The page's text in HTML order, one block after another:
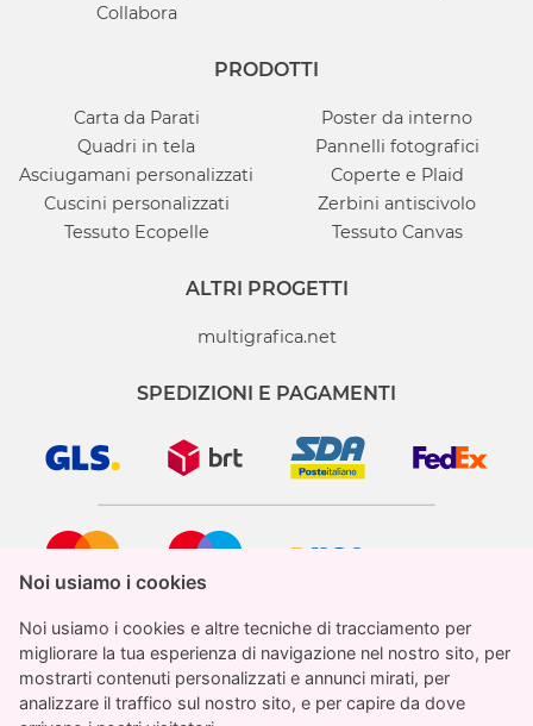
Noi usiamo i cookies
Noi usiamo i cookies e altre tecniche di tracciamento per
migliorare la tua esperienza di navigazione nel nostro sito, per
mostrarti contenuti personalizzati e annunci mirati, per
analizzare il traffico sul nostro sito, e per capire da dove
Noi usiamo i cookies
Noi usiamo i cookies e altre tecniche di tracciamento per
migliorare la tua esperienza di navigazione nel nostro sito, per
mostrarti contenuti personalizzati e annunci mirati, per
analizzare il traffico sul nostro sito, e per capire da dove
Collabora
PRODOTTI
Carta da Parati
Poster da interno
Quadri in tela
Pannelli fotografici
Asciugamani personalizzati
Coperte e Plaid
Cuscini personalizzati
Zerbini antiscivolo
Tessuto Ecopelle
Tessuto Canvas
ALTRI PROGETTI
multigrafica.net
SPEDIZIONI E PAGAMENTI